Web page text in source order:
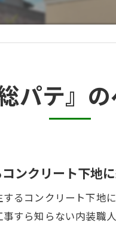
『またか…
カビと結露対策
押入れ・収納・
パテ』
ンクリート下地
るコンクリート下地
事すら知らない内装職